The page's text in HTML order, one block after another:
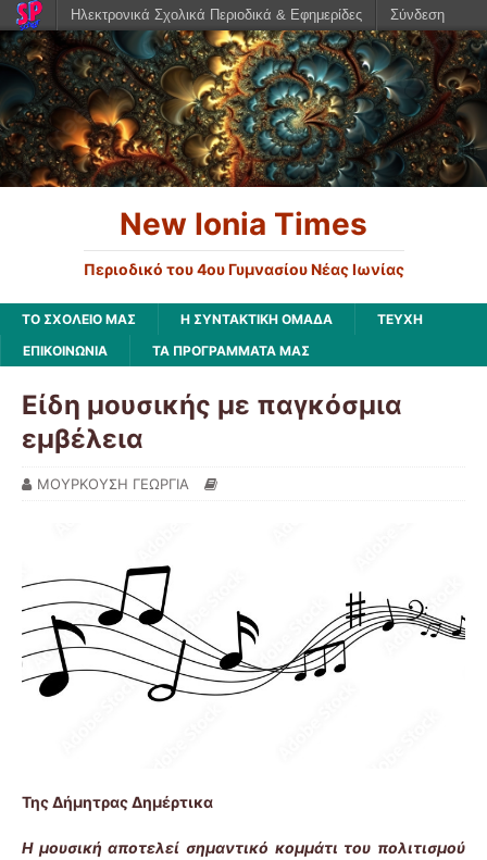
New Ionia Times
Περιοδικό του 4ου Γυμνασίου Νέας Ιωνίας
ΤΟ ΣΧΟΛΕΙΟ ΜΑΣ Η ΣΥΝΤΑΚΤΙΚΗ ΟΜΑΔΑ
ΤΕΥΧΗ
ΕΠΙΚΟΙΝΩΝΙΑ
ΤΑ ΠΡΟΓΡΑΜΜΑΤΑ ΜΑΣ
Είδη μουσικής με παγκόσμια
εμβέλεια
ΜΟΥΡΚΟΥΣΗ ΓΕΩΡΓΙΑ
Της Δήμητρας Δημέρτικα
Η μουσική αποτελεί σημαντικό κομμάτι του πολιτισμού
Ηλεκτρονικά Σχολικά Περιοδικά & Εφημερίδες Σύνδεση